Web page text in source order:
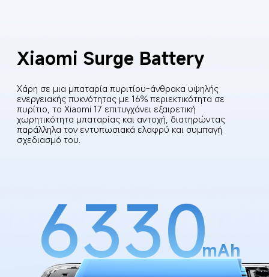
Xiaomi Surge Battery
Χάρη σε μια μπαταρία πυριτίου-άνθρακα υψηλής
ενεργειακής πυκνότητας με 16% περιεκτικότητα σε
πυρίτιο, το Xiaomi 17 επιτυγχάνει εξαιρετική
χωρητικότητα μπαταρίας και αντοχή, διατηρώντας
παράλληλα τον εντυπωσιακά ελαφρύ και συμπαγή
σχεδιασμό του.
6330mAh